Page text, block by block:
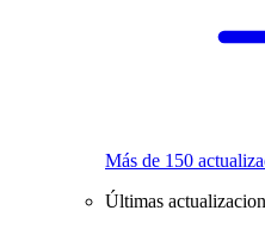
Más de 150
Últimas